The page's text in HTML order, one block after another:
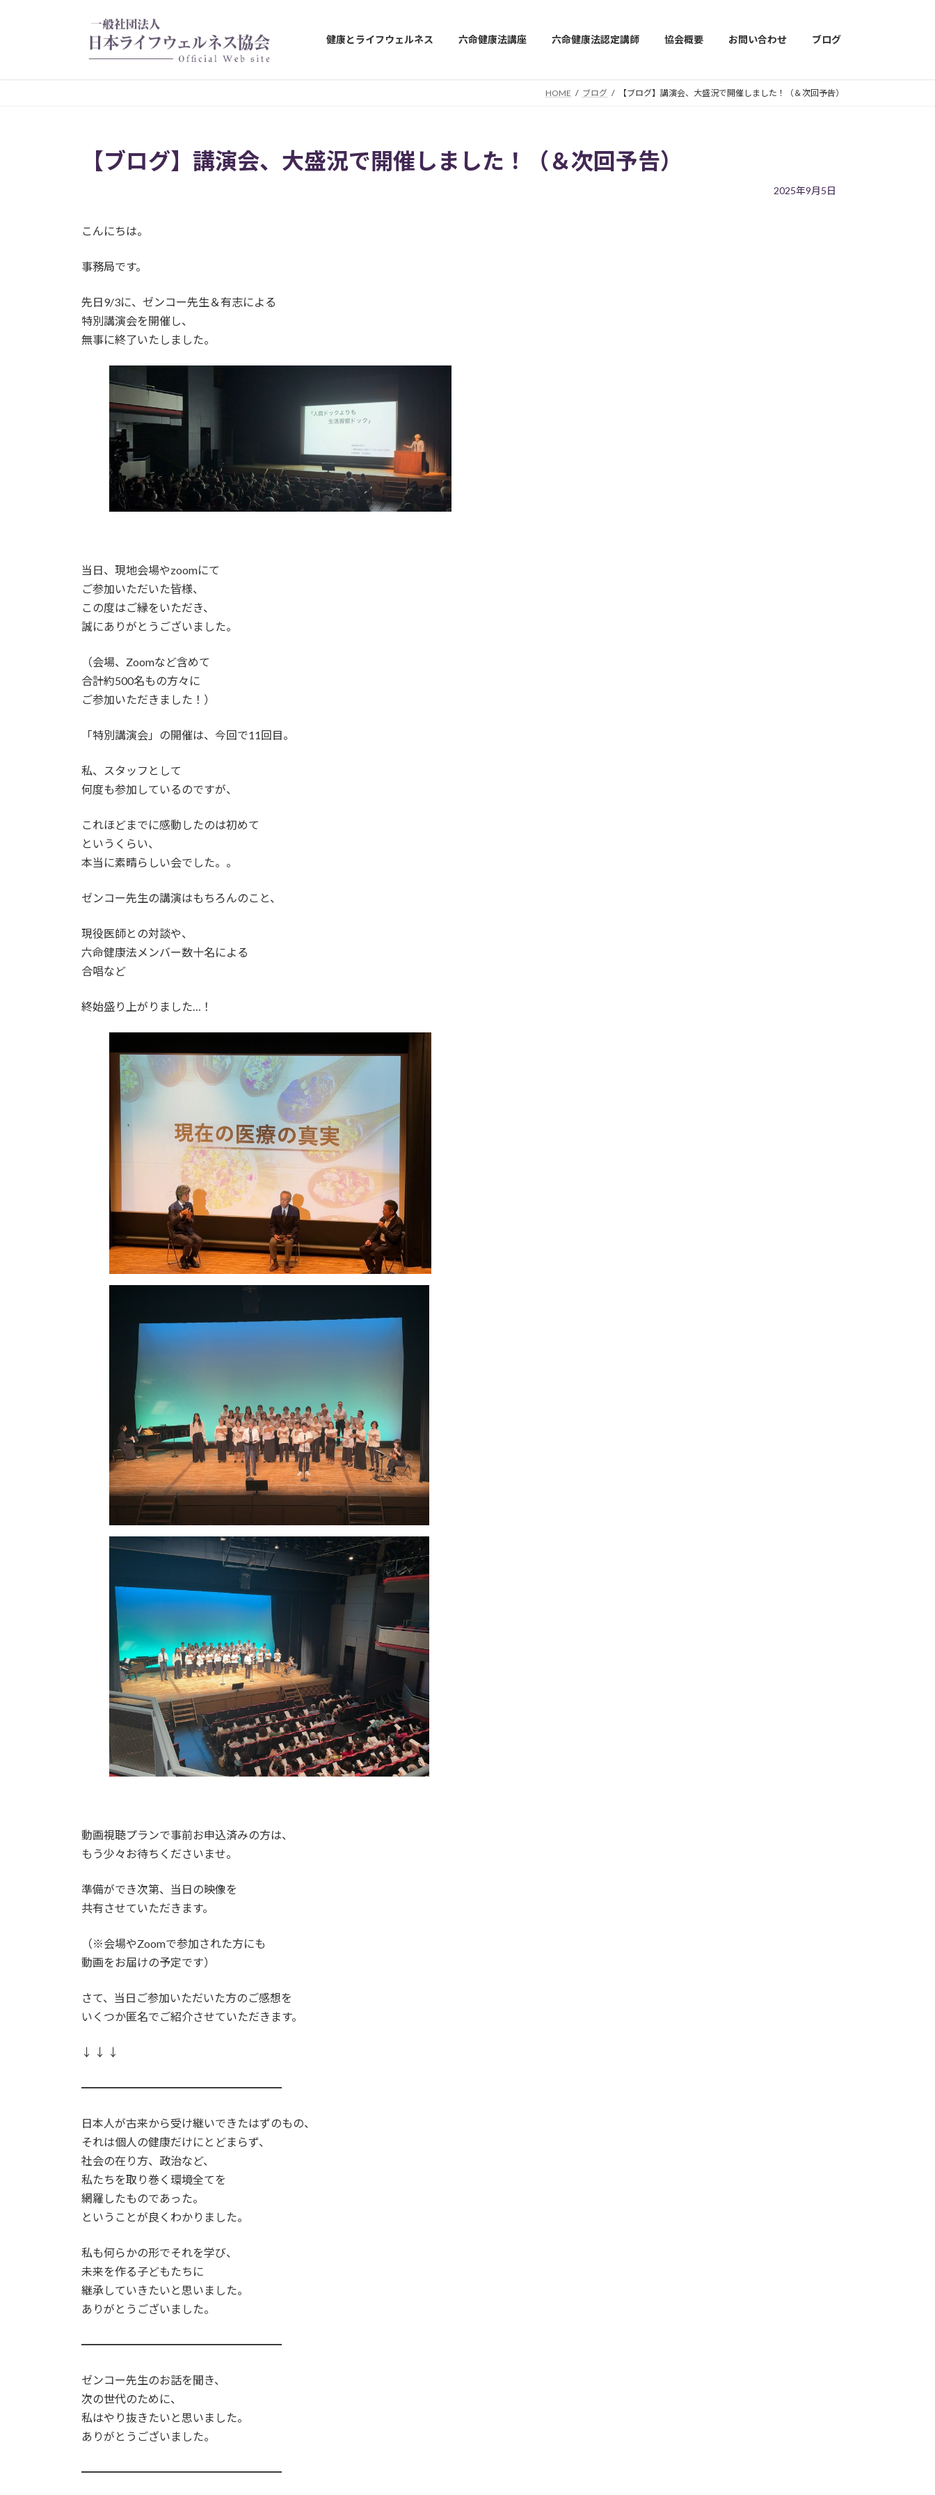
健康とライフウェルネス 六命健康法講座 六命健康法認定講師 協会概要 お問い合わせ ブログ
HOME ブログ 【ブログ】講演会、大盛況で開催しました！（＆次回予告）
【ブログ】講演会、大盛況で開催しました！（＆次回予告）
2025年9月5日
こんにちは。
事務局です。
先日9/3に、ゼンコー先生＆有志による
特別講演会を開催し、
無事に終了いたしました。
当日、現地会場やzoomにて
ご参加いただいた皆様、
この度はご縁をいただき、
誠にありがとうございました。
（会場、Zoomなど含めて
合計約500名もの方々に
ご参加いただきました！）
「特別講演会」の開催は、今回で11回目。
私、スタッフとして
何度も参加しているのですが、
これほどまでに感動したのは初めて
というくらい、
本当に素晴らしい会でした。。
ゼンコー先生の講演はもちろんのこと、
現役医師との対談や、
六命健康法メンバー数十名による
合唱など
終始盛り上がりました…！
動画視聴プランで事前お申込済みの方は、
もう少々お待ちくださいませ。
準備ができ次第、当日の映像を
共有させていただきます。
（※会場やZoomで参加された方にも
動画をお届けの予定です）
さて、当日ご参加いただいた方のご感想を
いくつか匿名でご紹介させていただきます。
↓ ↓ ↓
━━━━━━━━━━━━━━━━━━
日本人が古来から受け継いできたはずのもの、
それは個人の健康だけにとどまらず、
社会の在り方、政治など、
私たちを取り巻く環境全てを
網羅したものであった。
ということが良くわかりました。
私も何らかの形でそれを学び、
未来を作る子どもたちに
継承していきたいと思いました。
ありがとうございました。
━━━━━━━━━━━━━━━━━━
ゼンコー先生のお話を聞き、
次の世代のために、
私はやり抜きたいと思いました。
ありがとうございました。
━━━━━━━━━━━━━━━━━━